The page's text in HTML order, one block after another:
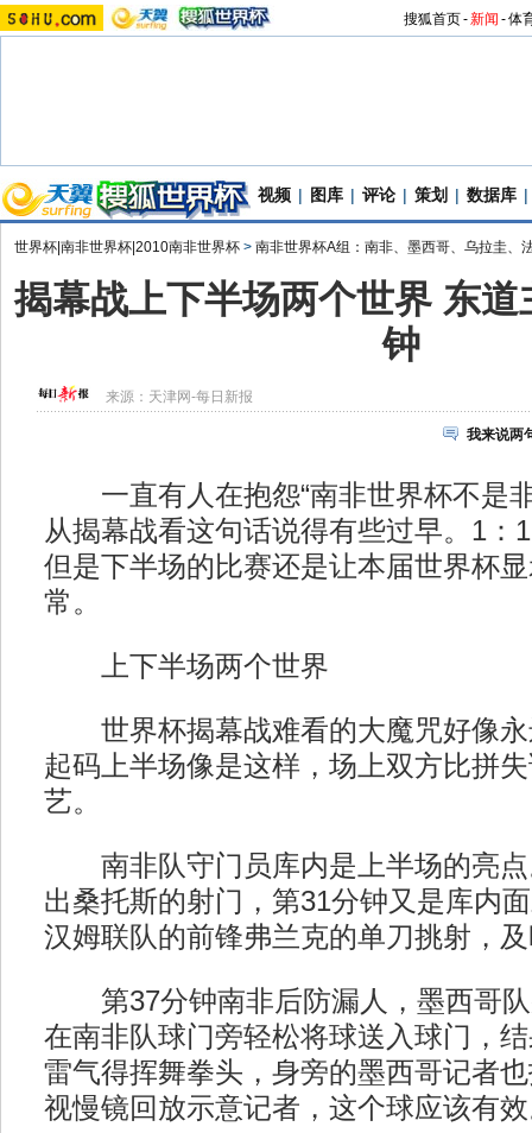
搜狐首页-新闻 -体
视频 | 图库 | 评论 | 策划 | 数据库 |
世界杯|南非世界杯|2010南非世界杯 > 南非世界杯A组：南非、墨西哥、乌拉圭、
揭幕战上下半场两个世界 东
钟
来源： 天津网-每日新报
我来说两
一直有人在抱怨“南非世界杯不是
从揭幕战看这句话说得有些过早。1：
但是下半场的比赛还是让本届世界杯
常。
上下半场两个世界
世界杯揭幕战难看的大魔咒好像
起码上半场像是这样，场上双方比拼
艺。
南非队守门员库内是上半场的亮点
出桑托斯的射门，第31分钟又是库内
汉姆联队的前锋弗兰克的单刀挑射，
第37分钟南非后防漏人，墨西哥队
在南非队球门旁轻松将球送入球门，
雷气得挥舞拳头，身旁的墨西哥记者
视慢镜回放示意记者，这个球应该有